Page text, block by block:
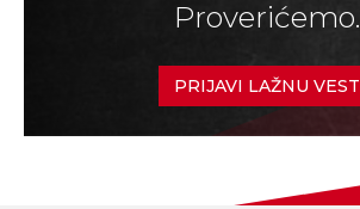
Proverićemo.
PRIJAVI LAŽNU VEST